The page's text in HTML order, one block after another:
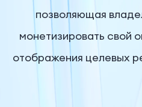
Компанияпозволяющая
монетизировать свой
отображения целевых